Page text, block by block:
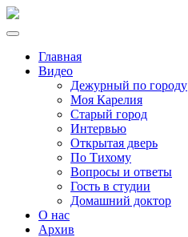
Главная
Видео
Дежурный по городу
Моя Карелия
Старый город
Интервью
Открытая дверь
По Тихому
Вопросы и ответы
Гость в студии
Домашний доктор
О нас
Архив